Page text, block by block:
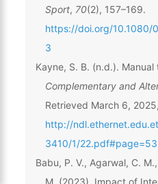
Sport, 70(2), 157–169.
https://doi.org/10.1080/
3
Kayne, S. B. (n.d.). Manual
Complementary and
Retrieved March 6,
http://
3410/1/
Babu, P. V., Agarwal, C.
M. (2023). Impact of